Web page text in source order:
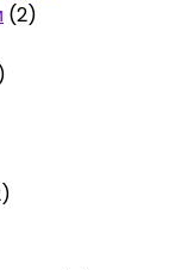
(2)